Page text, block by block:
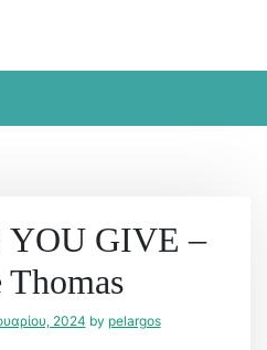
YOU GIVE –
2024 by pelargos